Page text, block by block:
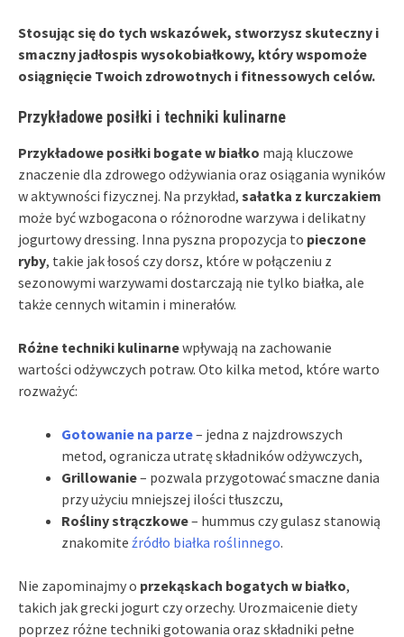
Stosując się do tych wskazówek, stworzysz skuteczny i
smaczny jadłospis wysokobiałkowy, który wspomoże
osiągnięcie Twoich zdrowotnych i fitnessowych celów.
Przykładowe posiłki i techniki kulinarne
Przykładowe posiłki bogate w białko mają kluczowe
znaczenie dla zdrowego odżywiania oraz osiągania wyników
w aktywności fizycznej. Na przykład, sałatka z kurczakiem
może być wzbogacona o różnorodne warzywa i delikatny
jogurtowy dressing. Inna pyszna propozycja to pieczone
ryby, takie jak łosoś czy dorsz, które w połączeniu z
sezonowymi warzywami dostarczają nie tylko białka, ale
także cennych witamin i minerałów.
Różne techniki kulinarnewpływają na zachowanie
wartości odżywczych potraw. Oto kilka metod, które warto
rozważyć:
Gotowanie na parze– jedna z najzdrowszych
metod, ogranicza utratę składników odżywczych,
Grillowanie– pozwala przygotować smaczne dania
przy użyciu mniejszej ilości tłuszczu,
Rośliny strączkowe– hummus czy gulasz stanowią
znakomite źródło białka roślinnego.
Nie zapominajmy o przekąskach bogatych w białko,
takich jak grecki jogurt czy orzechy. Urozmaicenie diety
poprzez różne techniki gotowania oraz składniki pełne